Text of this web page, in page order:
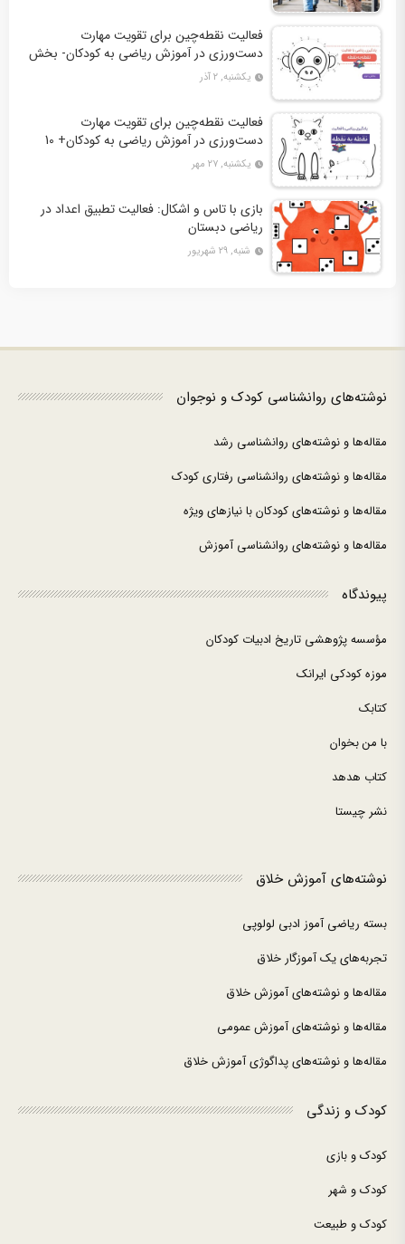
فعالیت نقطه‌چین برای تقویت مهارت
دست‌ورزی در آموزش ریاضی به کودکان- بخش
دوم + 10 کاربرگ فعالیت
یکشنبه, ۲ آذر
فعالیت نقطه‌چین برای تقویت مهارت
دست‌ورزی در آموزش ریاضی به کودکان+ 10
کاربرگ فعالیت
یکشنبه, ۲۷ مهر
بازی با تاس و اشکال: فعالیت تطبیق اعداد در
ریاضی دبستان
شنبه, ۲۹ شهریور
نوشته‌های روانشناسی کودک و نوجوان
مقاله‌ها و نوشته‌های روانشناسی رشد
مقاله‌ها و نوشته‌های روانشناسی رفتاری کودک
مقاله‌ها و نوشته‌های کودکان با نیازهای ویژه
مقاله‌ها و نوشته‌های روانشناسی آموزش
پیوندگاه
مؤسسه پژوهشی تاریخ ادبیات کودکان
موزه کودکی ایرانک
کتابک
با من بخوان
کتاب هدهد
نشر چیستا
نوشته‌های آموزش خلاق
بسته ریاضی آموز ادبی لولوپی
تجربه‌های یک آموزگار خلاق
مقاله‌ها و نوشته‌های آموزش خلاق
مقاله‌ها و نوشته‌های آموزش عمومی
مقاله‌ها و نوشته‌های پداگوژی آموزش خلاق
کودک و زندگی
کودک و بازی
کودک و شهر
کودک و طبیعت